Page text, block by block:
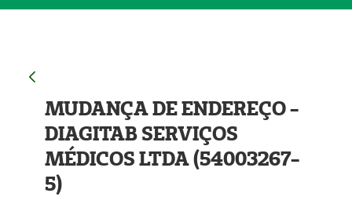
MUDANÇA DE ENDEREÇO -
DIAGITAB SERVIÇOS
MÉDICOS LTDA (54003267-
5)